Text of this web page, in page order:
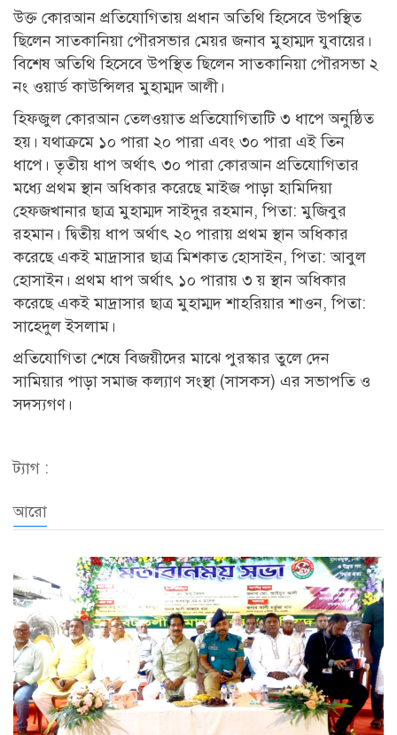
উক্ত কোরআন প্রতিযোগিতায় প্রধান অতিথি হিসেবে উপস্থিত
ছিলেন সাতকানিয়া পৌরসভার মেয়র জনাব মুহাম্মদ যুবায়ের।
বিশেষ অতিথি হিসেবে উপস্থিত ছিলেন সাতকানিয়া পৌরসভা ২
নং ওয়ার্ড কাউন্সিলর মুহাম্মদ আলী।
হিফজুল কোরআন তেলওয়াত প্রতিযোগিতাটি ৩ ধাপে অনুষ্ঠিত
হয়। যথাক্রমে ১০ পারা ২০ পারা এবং ৩০ পারা এই তিন
ধাপে। তৃতীয় ধাপ অর্থাৎ ৩০ পারা কোরআন প্রতিযোগিতার
মধ্যে প্রথম স্থান অধিকার করেছে মাইজ পাড়া হামিদিয়া
হেফজখানার ছাত্র মুহাম্মদ সাইদুর রহমান, পিতা: মুজিবুর
রহমান। দ্বিতীয় ধাপ অর্থাৎ ২০ পারায় প্রথম স্থান অধিকার
করেছে একই মাদ্রাসার ছাত্র মিশকাত হোসাইন, পিতা: আবুল
হোসাইন। প্রথম ধাপ অর্থাৎ ১০ পারায় ৩ য় স্থান অধিকার
করেছে একই মাদ্রাসার ছাত্র মুহাম্মদ শাহরিয়ার শাওন, পিতা:
সাহেদুল ইসলাম।
প্রতিযোগিতা শেষে বিজয়ীদের মাঝে পুরস্কার তুলে দেন
সামিয়ার পাড়া সমাজ কল্যাণ সংস্থা (সাসকস) এর সভাপতি ও
সদস্যগণ।
ট্যাগ :
আরো